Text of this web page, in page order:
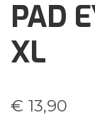
PAD
XL
€ 13,90